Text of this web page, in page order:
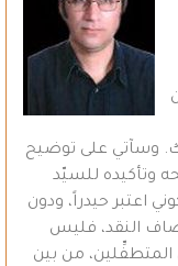
أن
وسآتي على توضيح
وتأكيده للسيّد
اعتبر حيدراً، ودون
النقد، فليس
المتطفِّلين، من بين